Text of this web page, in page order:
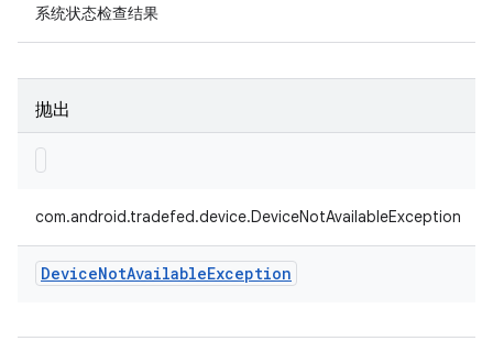
系统状态检查结果
抛出
com.android.tradefed.device.DeviceNotAvailableException
DeviceNotAvailableException